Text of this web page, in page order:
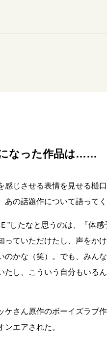
なった作品は……
じさせる表情を見せる樋
の話題作について語ってく
Ｅ”したなと思うのは、『体
っていただけたし、声を
のかな（笑）。でも、みん
たし、こういう自分もいる
ケさん原作のボーイズラブ
ンエアされた。